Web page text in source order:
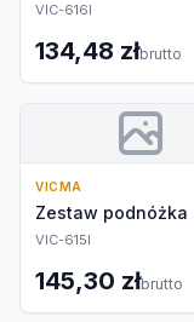
VIC-616I
134,48 złbrutto
VICMA
Zestaw podnóżka
VIC-615I
145,30 złbrutto